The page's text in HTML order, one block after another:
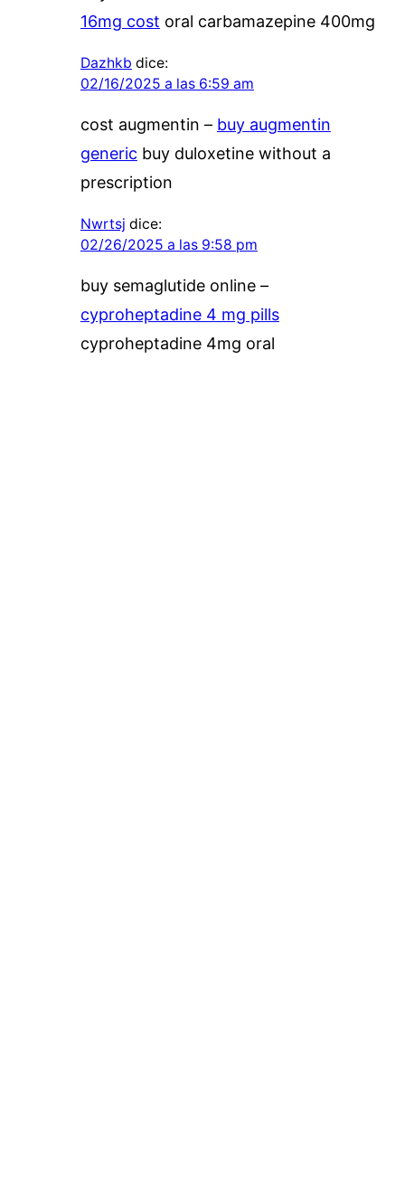
16mg cost oral carbamazepine 400mg
Dazhkb dice:
02/16/2025 a las 6:59 am
cost augmentin – buy augmentin
generic buy duloxetine without a
prescription
Nwrtsj dice:
02/26/2025 a las 9:58 pm
buy semaglutide online –
cyproheptadine 4 mg pills
cyproheptadine 4mg oral